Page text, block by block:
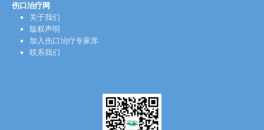
伤口治疗网
关于我们
版权声明
加入伤口治疗专家库
联系我们